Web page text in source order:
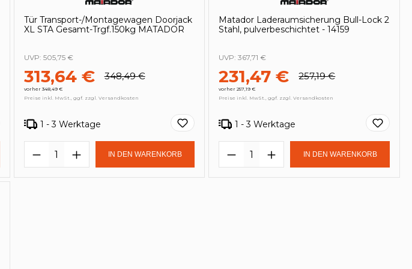
gewünschten Wert ein oder benutze die Schaltflächen
Tür Transport-/Montagewagen Doorjack
XL STA Gesamt-Trgf.150kg MATADOR
313,64 € 348,49 €
vorher 348,49 €
UVP: 505,75 €
Preise inkl. MwSt., ggf. zzgl. Versandkosten
1 - 3 Werktage
Produkt Anzahl: Gib den gewünschten Wert ein
IN DEN WARENKORB
Matador Laderaumsicherung Bull-Lock 2
Stahl, pulverbeschichtet - 14159
231,47 € 257,19 €
vorher 257,19 €
UVP:367,71 €
Preise inkl. MwSt., ggf. zzgl. Versandkosten
1 - 3 Werktage
Produkt Anzahl: Gib den
IN DEN WARENKORB